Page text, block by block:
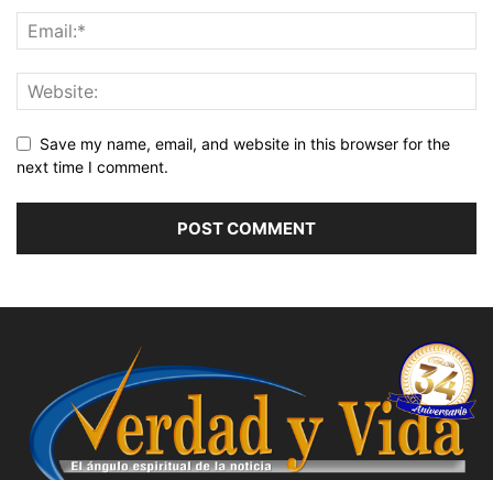
Save my name, email, and website in this browser for the
next time I comment.